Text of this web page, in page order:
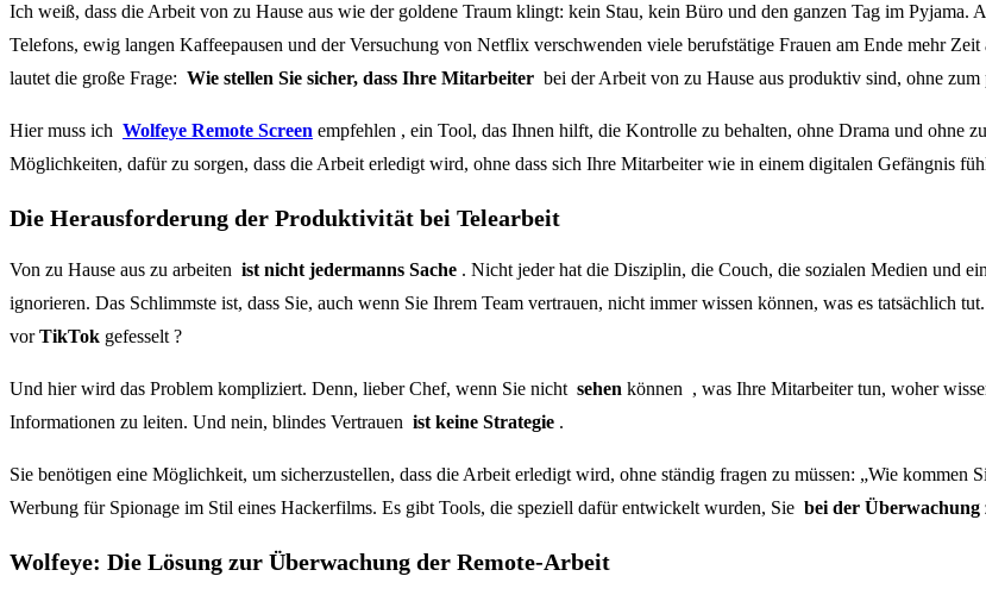
Ich weiß, dass die Arbeit von zu Hause aus wie der goldene Traum klingt: kein Stau, kein Büro und den ganzen Tag im
Telefons, ewig langen Kaffeepausen und der Versuchung von Netflix verschwenden viele berufstätige Frauen am Ende mehr
lautet die große Frage: Wie stellen Sie sicher, dass Ihre Mitarbeiter bei der Arbeit von zu Hause aus produktiv sind, ohne
Hier muss ich Wolfeye Remote Screen empfehlen , ein Tool, das Ihnen hilft, die Kontrolle zu behalten, ohne Drama und ohne
Möglichkeiten, dafür zu sorgen, dass die Arbeit erledigt wird, ohne dass sich Ihre Mitarbeiter wie in einem digitalen Gefängnis
Die Herausforderung der Produktivität bei Telearbeit
Von zu Hause aus zu arbeiten ist nicht jedermanns Sache . Nicht jeder hat die Disziplin, die Couch, die sozialen Medien und
ignorieren. Das Schlimmste ist, dass Sie, auch wenn Sie Ihrem Team vertrauen, nicht immer wissen können, was es tatsächlich
vorTikTok gefesselt ?
Und hier wird das Problem kompliziert. Denn, lieber Chef, wenn Sie nicht sehen können , was Ihre Mitarbeiter tun, woher
Informationen zu leiten. Und nein, blindes Vertrauen ist keine Strategie .
Sie benötigen eine Möglichkeit, um sicherzustellen, dass die Arbeit erledigt wird, ohne ständig fragen zu müssen: „Wie
Werbung für Spionage im Stil eines Hackerfilms. Es gibt Tools, die speziell dafür entwickelt wurden, Sie bei der Überwachung
Wolfeye: Die Lösung zur Überwachung der Remote-Arbeit